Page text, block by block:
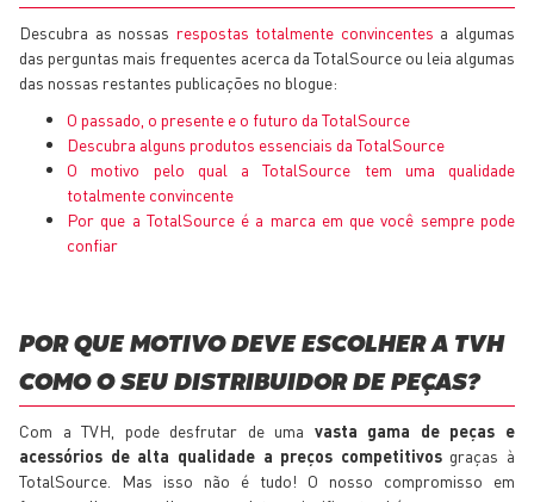
Descubra as nossas respostas totalmente convincentes a algumas
das perguntas mais frequentes acerca da TotalSource ou leia algumas
das nossas restantes publicações no blogue:
O passado, o presente e o futuro da TotalSource
Descubra alguns produtos essenciais da TotalSource
O motivo pelo qual a TotalSource tem uma qualidade
totalmente convincente
Por que a TotalSource é a marca em que você sempre pode
confiar
POR QUE MOTIVO DEVE ESCOLHER A TVH
COMO O SEU DISTRIBUIDOR DE PEÇAS?
Com a TVH, pode desfrutar de uma vasta gama de peças e
acessórios de alta qualidade a preços competitivosgraças à
TotalSource. Mas isso não é tudo! O nosso compromisso em